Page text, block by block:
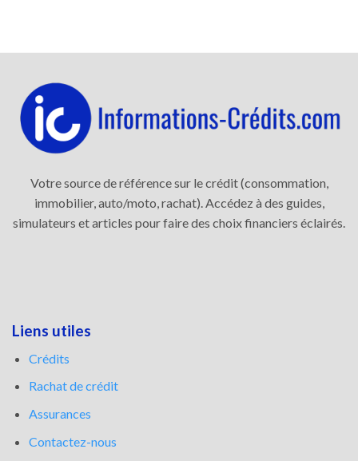
Votre source de référence sur le crédit (consommation,
immobilier, auto/moto, rachat). Accédez à des guides,
simulateurs et articles pour faire des choix financiers éclairés.
Liens utiles
Crédits
Rachat de crédit
Assurances
Contactez-nous